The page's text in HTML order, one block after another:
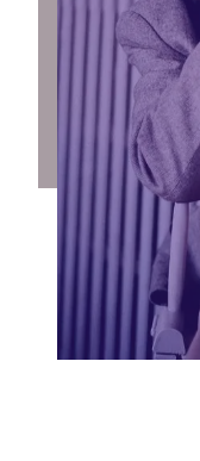
A –
B –
C –
D –
E –
DESSINS –